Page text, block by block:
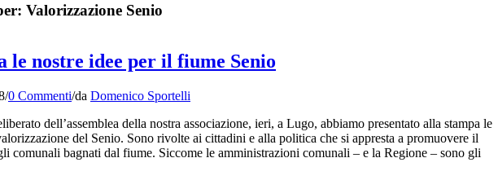
Valorizzazione Senio
le nostre idee per il fiume Senio
/0 Commenti/da Domenico Sportelli
dell’assemblea della nostra associazione, ieri, a Lugo, abbiamo presentato alla stampa le
del Senio. Sono rivolte ai cittadini e alla politica che si appresta a promuovere il
comunali bagnati dal fiume. Siccome le amministrazioni comunali – e la Regione – sono gli